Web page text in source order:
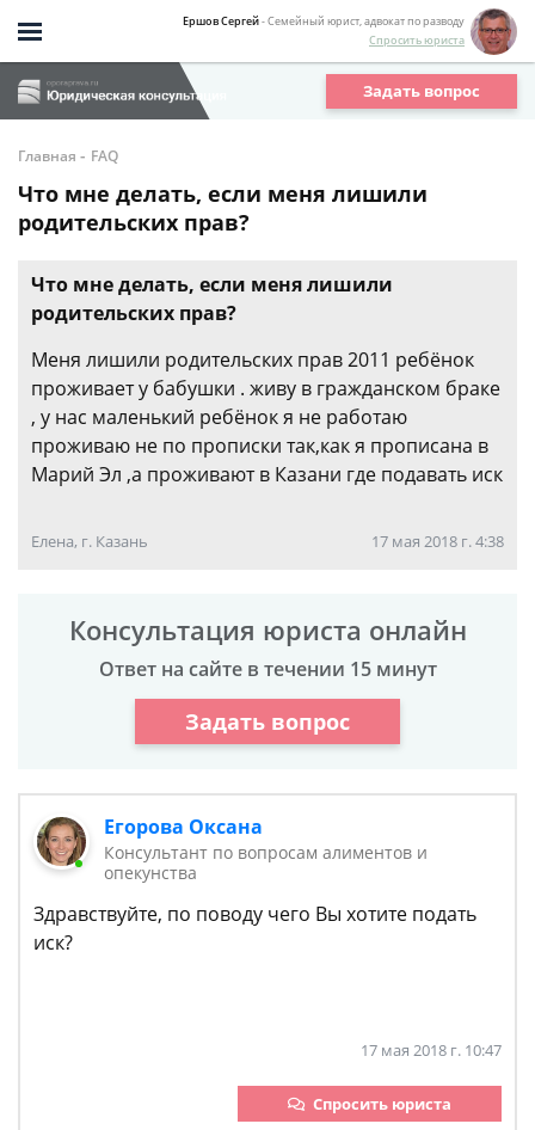
Ершов Сергей- Семейный юрист, адвокат по разводу
Спросить юриста
Задать вопрос
Главная - FAQ
Что мне делать, если меня лишили
родительских прав?
Что мне делать, если меня лишили
родительских прав?
Меня лишили родительских прав 2011 ребёнок
проживает у бабушки . живу в гражданском браке
, у нас маленький ребёнок я не работаю
проживаю не по прописки так,как я прописана в
Марий Эл ,а проживают в Казани где подавать иск
Елена, г. Казань 17 мая 2018 г. 4:38
Консультация юриста онлайн
Ответ на сайте в течении 15 минут
Задать вопрос
Егорова Оксана
Консультант по вопросам алиментов и
опекунства
Здравствуйте, по поводу чего Вы хотите подать
иск?
17 мая 2018 г. 10:47
Спросить юриста